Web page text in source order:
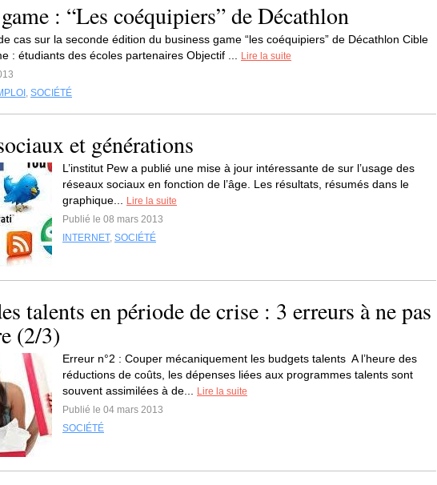
: “Les coéquipiers” de Décathlon
cas sur la seconde édition du business game “les coéquipiers” de Décathlon Cible
: étudiants des écoles partenaires Objectif ...
Lire la suite
, SOCIÉTÉ
et générations
L’institut Pew a publié une mise à jour intéressante de sur l’usage des
réseaux sociaux en fonction de l’âge. Les résultats, résumés dans le
graphique...
Lire la suite
Publié le 08 mars 2013
INTERNET, SOCIÉTÉ
talents en période de crise : 3 erreurs à ne pas
(2/3)
Erreur n°2 : Couper mécaniquement les budgets talents A l’heure des
réductions de coûts, les dépenses liées aux programmes talents sont
souvent assimilées à de...
Lire la suite
Publié le 04 mars 2013
SOCIÉTÉ